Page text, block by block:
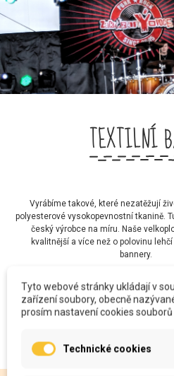
TEXTILNÍ
Vyrábíme takové, které nezatěžují
polyesterové vysokopevnostní tkanině.
český výrobce na míru. Naše
kvalitnější a více než o polovinu
bannery.
Chci zadat
Tyto webové stránky ukládají v
zařízení soubory, obecně
prosím nastavení cookies
Technické cookies